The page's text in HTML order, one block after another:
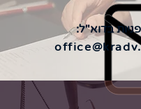
בדוא"ל: